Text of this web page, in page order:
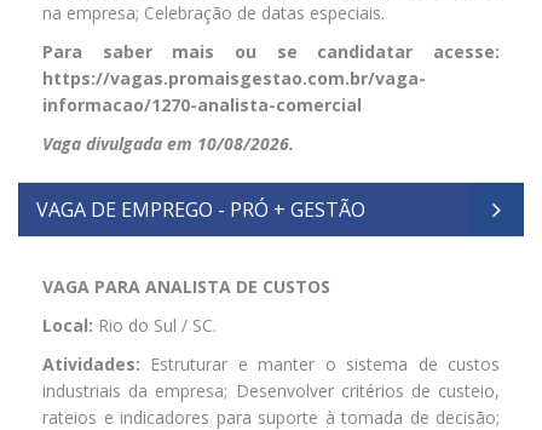
na empresa; Celebração de datas especiais.
Para saber mais ou se candidatar acesse:
https://vagas.promaisgestao.com.br/vaga-
informacao/1270-analista-comercial
Vaga divulgada em 10/08/2026.
VAGA DE EMPREGO - PRÓ + GESTÃO
VAGA PARA ANALISTA DE CUSTOS
Local: Rio do Sul / SC.
Atividades: Estruturar e manter o sistema de custos
industriais da empresa; Desenvolver critérios de custeio,
rateios e indicadores para suporte à tomada de decisão;